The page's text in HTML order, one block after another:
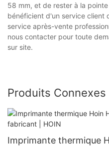
58 mm, et de rester à la
bénéficient d'un service client
service après-vente
nous contacter pour toute
sur site.
Produits Connexes
Imprimante thermique